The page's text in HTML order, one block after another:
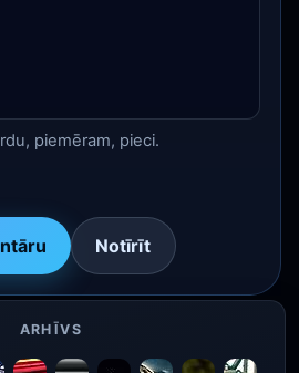
piemēram, pieci.
Notīrīt
ARHĪVS